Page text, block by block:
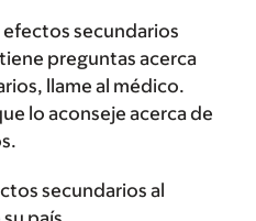
secundarios
preguntas acerca
llame al médico.
lo aconseje acerca de
secundarios al